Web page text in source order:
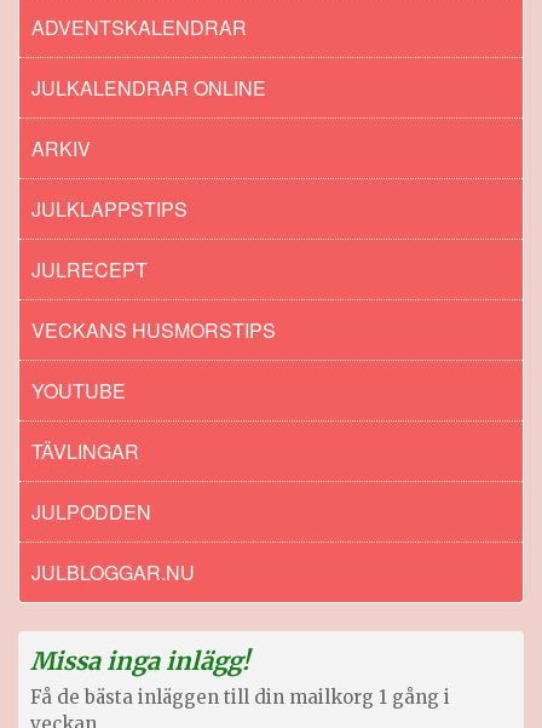
ADVENTSKALENDRAR
JULKALENDRAR ONLINE
ARKIV
JULKLAPPSTIPS
JULRECEPT
VECKANS HUSMORSTIPS
YOUTUBE
TÄVLINGAR
JULPODDEN
JULBLOGGAR.NU
Missa inga inlägg!
Få de bästa inläggen till din mailkorg 1 gång i
veckan.